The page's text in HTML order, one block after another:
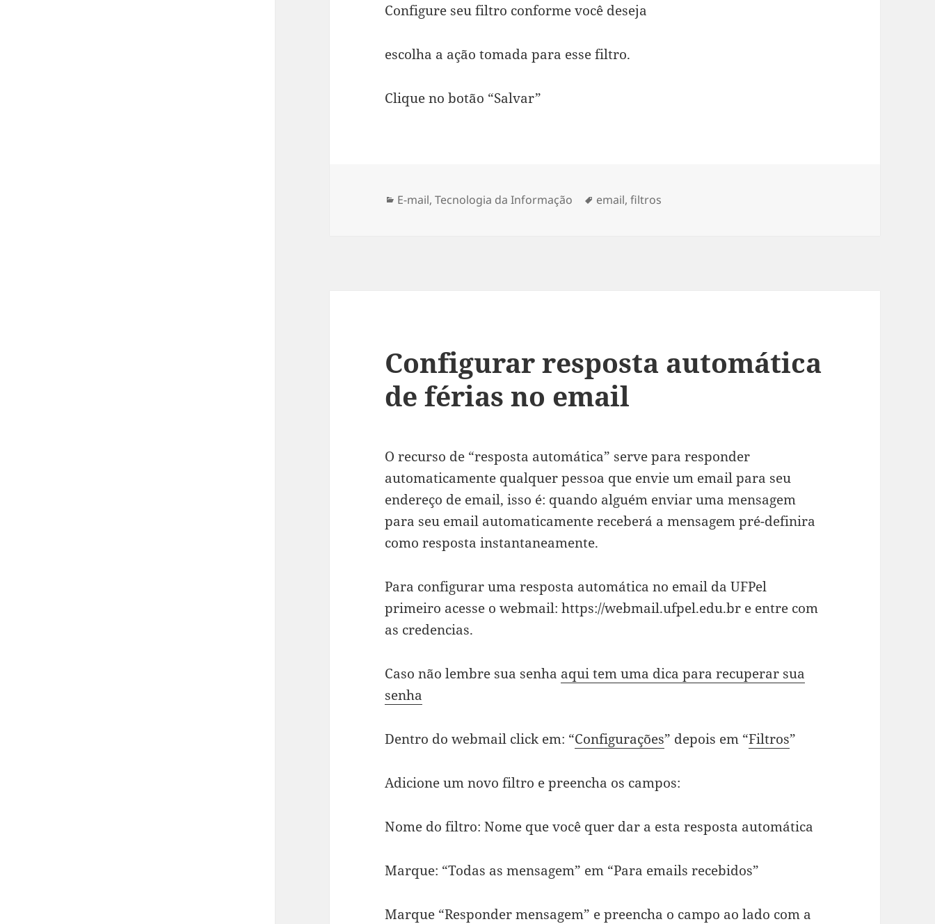
Configure seu filtro conforme você deseja
escolha a ação tomada para esse filtro.
Clique no botão “Salvar”
Categorias
E-mail,Tecnologia da Informação Tags
email,filtros
Configurar resposta automática
de férias no email
O recurso de “resposta automática” serve para responder
automaticamente qualquer pessoa que envie um email para seu
endereço de email, isso é: quando alguém enviar uma mensagem
para seu email automaticamente receberá a mensagem pré-definira
como resposta instantaneamente.
Para configurar uma resposta automática no email da UFPel
primeiro acesse o webmail: https://webmail.ufpel.edu.br e entre com
as credencias.
Caso não lembre sua senha aqui tem uma dica para recuperar sua
senha
Dentro do webmail click em: “Configurações” depois em “Filtros”
Adicione um novo filtro e preencha os campos:
Nome do filtro: Nome que você quer dar a esta resposta automática
Marque: “Todas as mensagem” em “Para emails recebidos”
Marque “Responder mensagem” e preencha o campo ao lado com a